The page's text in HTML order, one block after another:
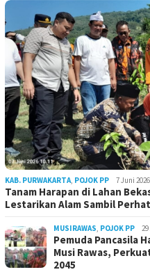
KAB. PURWAKARTA, POJOK PP 7 Juni 2026
Tanam Harapan di Lahan
Lestarikan Alam Sambil
MUSIRAWAS, POJOK PP
Pemuda Pancasila
Musi Rawas,
2045